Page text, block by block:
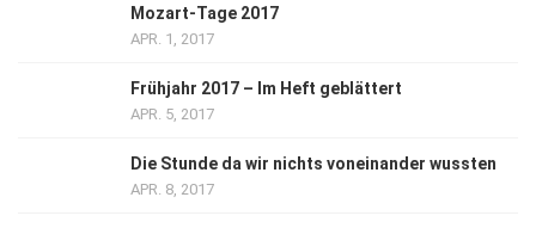
Mozart-Tage 2017
APR. 1, 2017
Frühjahr 2017 – Im Heft geblättert
APR. 5, 2017
Die Stunde da wir nichts voneinander wussten
APR. 8, 2017